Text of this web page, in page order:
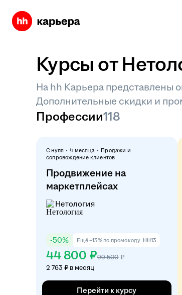
Курсы от
На hh Карьера представлены
Дополнительные скидки и
Профессии118
С нуля 4 месяца
Продажи и
сопровождение клиентов
Продвижение на
маркетплейсах
Нетология
-50% Ещё −13% по промокоду HH13
44 800 ₽99 500 ₽
2 763 ₽ в месяц
Перейти к курсу